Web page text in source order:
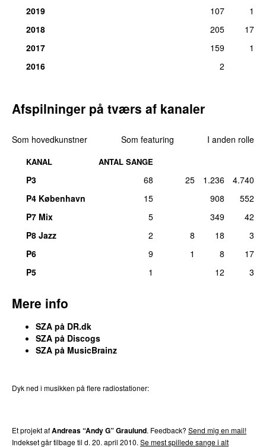
2019
107
1
2018
205
17
2017
159
1
2016
2
Afspilninger på tværs af kanaler
Som hovedkunstner Som featuring I anden rolle
KANAL ANTAL SANGE
P3 68 25 1.236
4.740
P4 København
15 908
552
P7 Mix
5 349
42
P8 Jazz
2 8 18
3
P6
9 1 8
17
P5
1 12 3
Mere info
SZA på DR.dk
SZA på Discogs
SZA på MusicBrainz
Dyk ned i musikken på flere radiostationer:
Et projekt afAndreas “Andy G” Graulund. Feedback? Send mig en mail!
Indekset går tilbage til d. 20. april 2010. Se mest spillede sange i alt